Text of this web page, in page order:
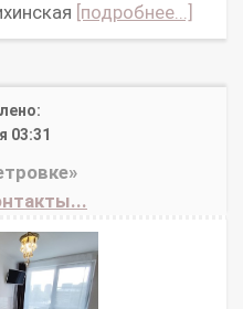
[подробнее...]
03:31